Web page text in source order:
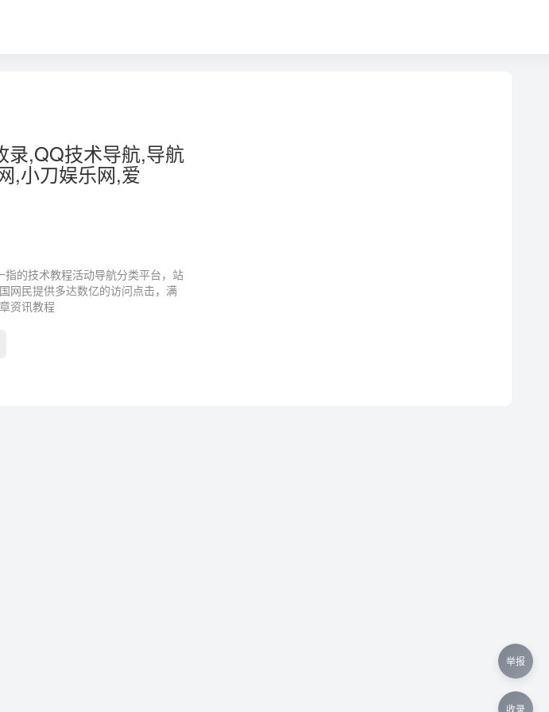
录,QQ技术导航,导航
,小刀娱乐网,爱
的技术教程活动导航分类平台，站
网民提供多达数亿的访问点击，满
资讯教程
举报
收录